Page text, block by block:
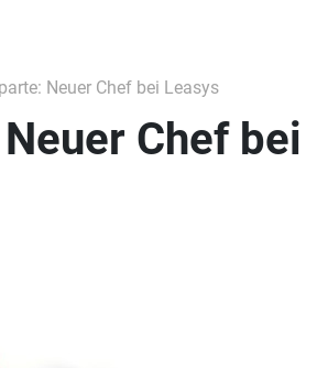
Neuer Chef bei Leasys
Chef bei